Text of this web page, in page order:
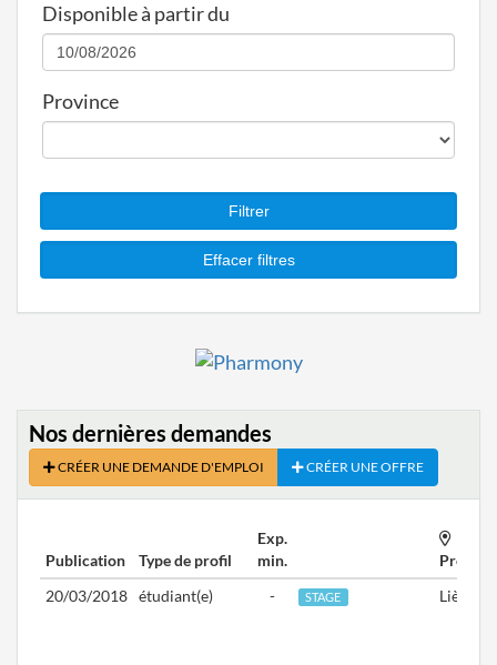
Disponible à partir du
Province
Nos dernières demandes
CRÉER UNE DEMANDE D'EMPLOI CRÉER UNE OFFRE
Publication Type de profil
Exp.
min.
20/03/2018 étudiant(e) - STAGE Liège